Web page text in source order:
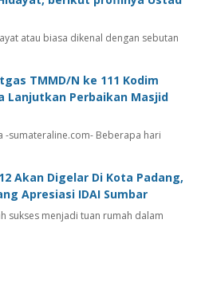
atau biasa dikenal dengan sebutan
TMMD/N ke 111 Kodim
Lanjutkan Perbaikan Masjid
-sumateraline.com- Beberapa hari
Akan Digelar Di Kota Padang,
Apresiasi IDAI Sumbar
sukses menjadi tuan rumah dalam